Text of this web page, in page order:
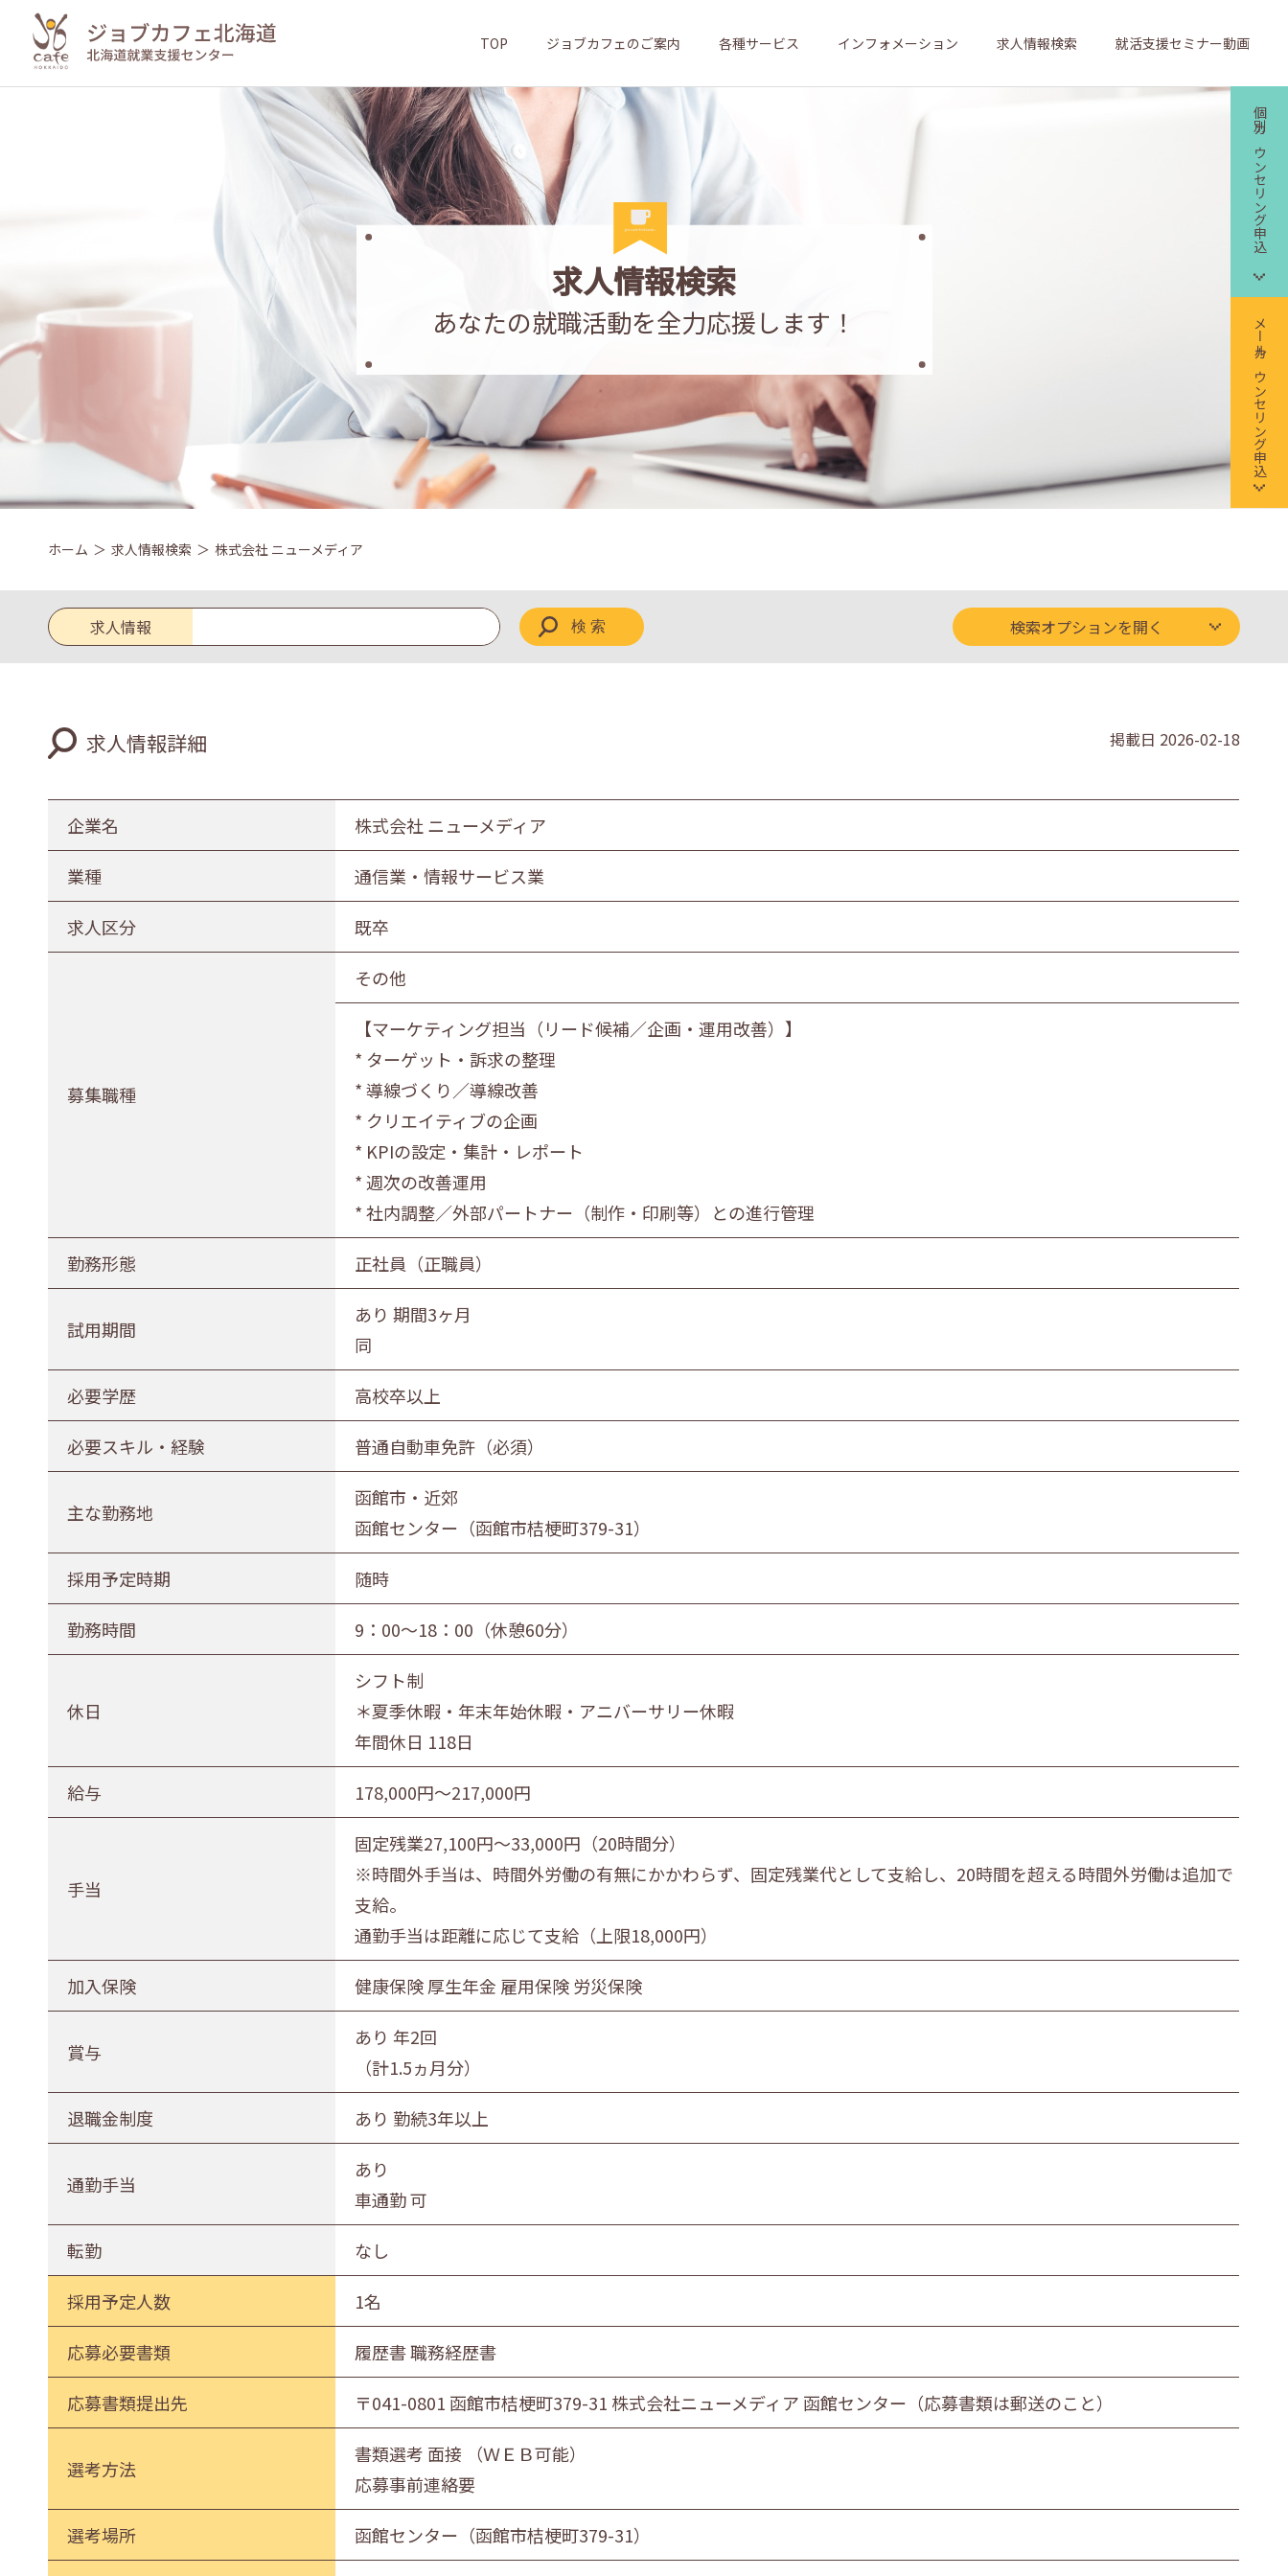
TOP ジョブカフェのご案内 各種サービス インフォメーション 求人情報検索 就活支援セミナー動画
個別カウンセリング申込
メールカウンセリング申込
求人情報検索
あなたの就職活動を全力応援します！
ホーム 求人情報検索 株式会社 ニューメディア
求人情報 検索オプションを開く
求人区分
業種
農林水産業 建設業
印刷業
広告業 金属・機械製造業
その他の製造業
電気・ガス・熱供給業
通信業・情報サービス業 マスコミ
運輸業
百貨店・スーパーマーケット
娯楽業 教育・学習支援業
宿泊業
その他サービス
生活関連サービス業
販売職 営業職 技術職 技能職
勤務形態
公務員
札幌市・近郊 旭川市・近郊
求人情報詳細 掲載日 2026-02-18
企業名 株式会社 ニューメディア
業種 通信業・情報サービス業
求人区分 既卒
募集職種
その他
【マーケティング担当（リード候補／企画・運用改善）】
* ターゲット・訴求の整理
* 導線づくり／導線改善
* クリエイティブの企画
* KPIの設定・集計・レポート
* 週次の改善運用
* 社内調整／外部パートナー（制作・印刷等）との進行管理
勤務形態 正社員（正職員）
試用期間
あり 期間3ヶ月
同
必要学歴 高校卒以上
必要スキル・経験 普通自動車免許（必須）
主な勤務地
函館市・近郊
函館センター（函館市桔梗町379-31）
採用予定時期 随時
勤務時間 9：00～18：00（休憩60分）
休日
シフト制
＊夏季休暇・年末年始休暇・アニバーサリー休暇
年間休日 118日
給与 178,000円〜217,000円
手当
固定残業27,100円～33,000円（20時間分）
※時間外手当は、時間外労働の有無にかかわらず、固定残業代として支給し、20時間を超える時間外労働は追加で
支給。
通勤手当は距離に応じて支給（上限18,000円）
加入保険 健康保険 厚生年金 雇用保険 労災保険
賞与
あり 年2回
（計1.5ヵ月分）
退職金制度 あり 勤続3年以上
通勤手当
あり
車通勤 可
転勤 なし
採用予定人数 1名
応募必要書類 履歴書 職務経歴書
応募書類提出先 〒041-0801 函館市桔梗町379-31 株式会社ニューメディア 函館センター（応募書類は郵送のこと）
選考方法
書類選考 面接 （ＷＥＢ可能）
応募事前連絡要
選考場所 函館センター（函館市桔梗町379-31）